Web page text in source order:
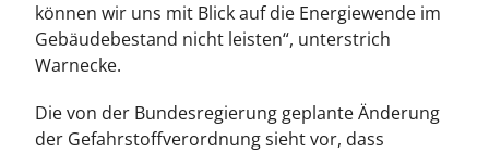
können wir uns mit Blick auf die Energiewende im
Gebäudebestand nicht leisten“, unterstrich
Warnecke.
Die von der Bundesregierung geplante Änderung
der Gefahrstoffverordnung sieht vor, dass